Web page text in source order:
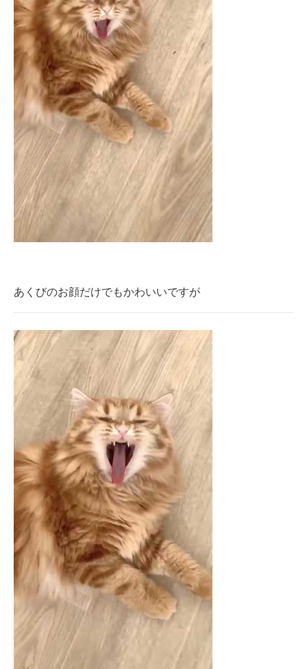
製造業のIT導入・活用を支援
モノづくり技術者専門サイト
エレクトロニクス専門サイト
電子設計の基本と応用
エネルギーの専門メディア
建設×テクノロジーの最前線
ちょっと気になるネットの話題
あくびのお顔だけでもかわいいですが